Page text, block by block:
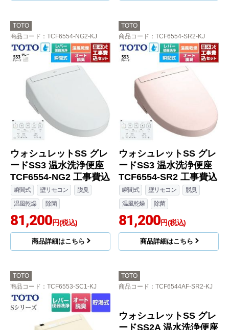
TOTO
商品コード ：TCF6554-NG2-KJ
ウォシュレットSS グレ
ードSS3 温水洗浄便座
TCF6554-NG2 工事費込
瞬間式 壁リモコン
脱臭
温風乾燥
除菌
81,200円(税込)
商品詳細はこちら
TOTO
商品コード ：TCF6554-SR2-KJ
ウォシュレットSS グレ
ードSS3 温水洗浄便座
TCF6554-SR2 工事費込
瞬間式 壁リモコン
脱臭
温風乾燥
除菌
81,200円(税込)
商品詳細はこちら
TOTO
商品コード ：TCF6553-SC1-KJ
TOTO
商品コード ：TCF6544AF-SR2-KJ